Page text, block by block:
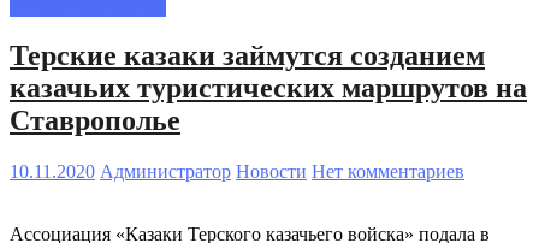
Терские казаки займутся созданием
казачьих туристических маршрутов на
Ставрополье
10.11.2020 Администратор Новости Нет комментариев
Ассоциация «Казаки Терского казачьего войска» подала в